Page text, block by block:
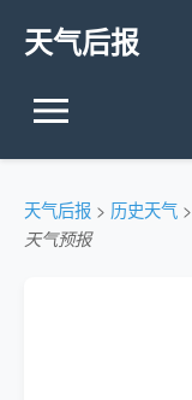
天气后报
天气后报 > 历史天气 >
天气预报